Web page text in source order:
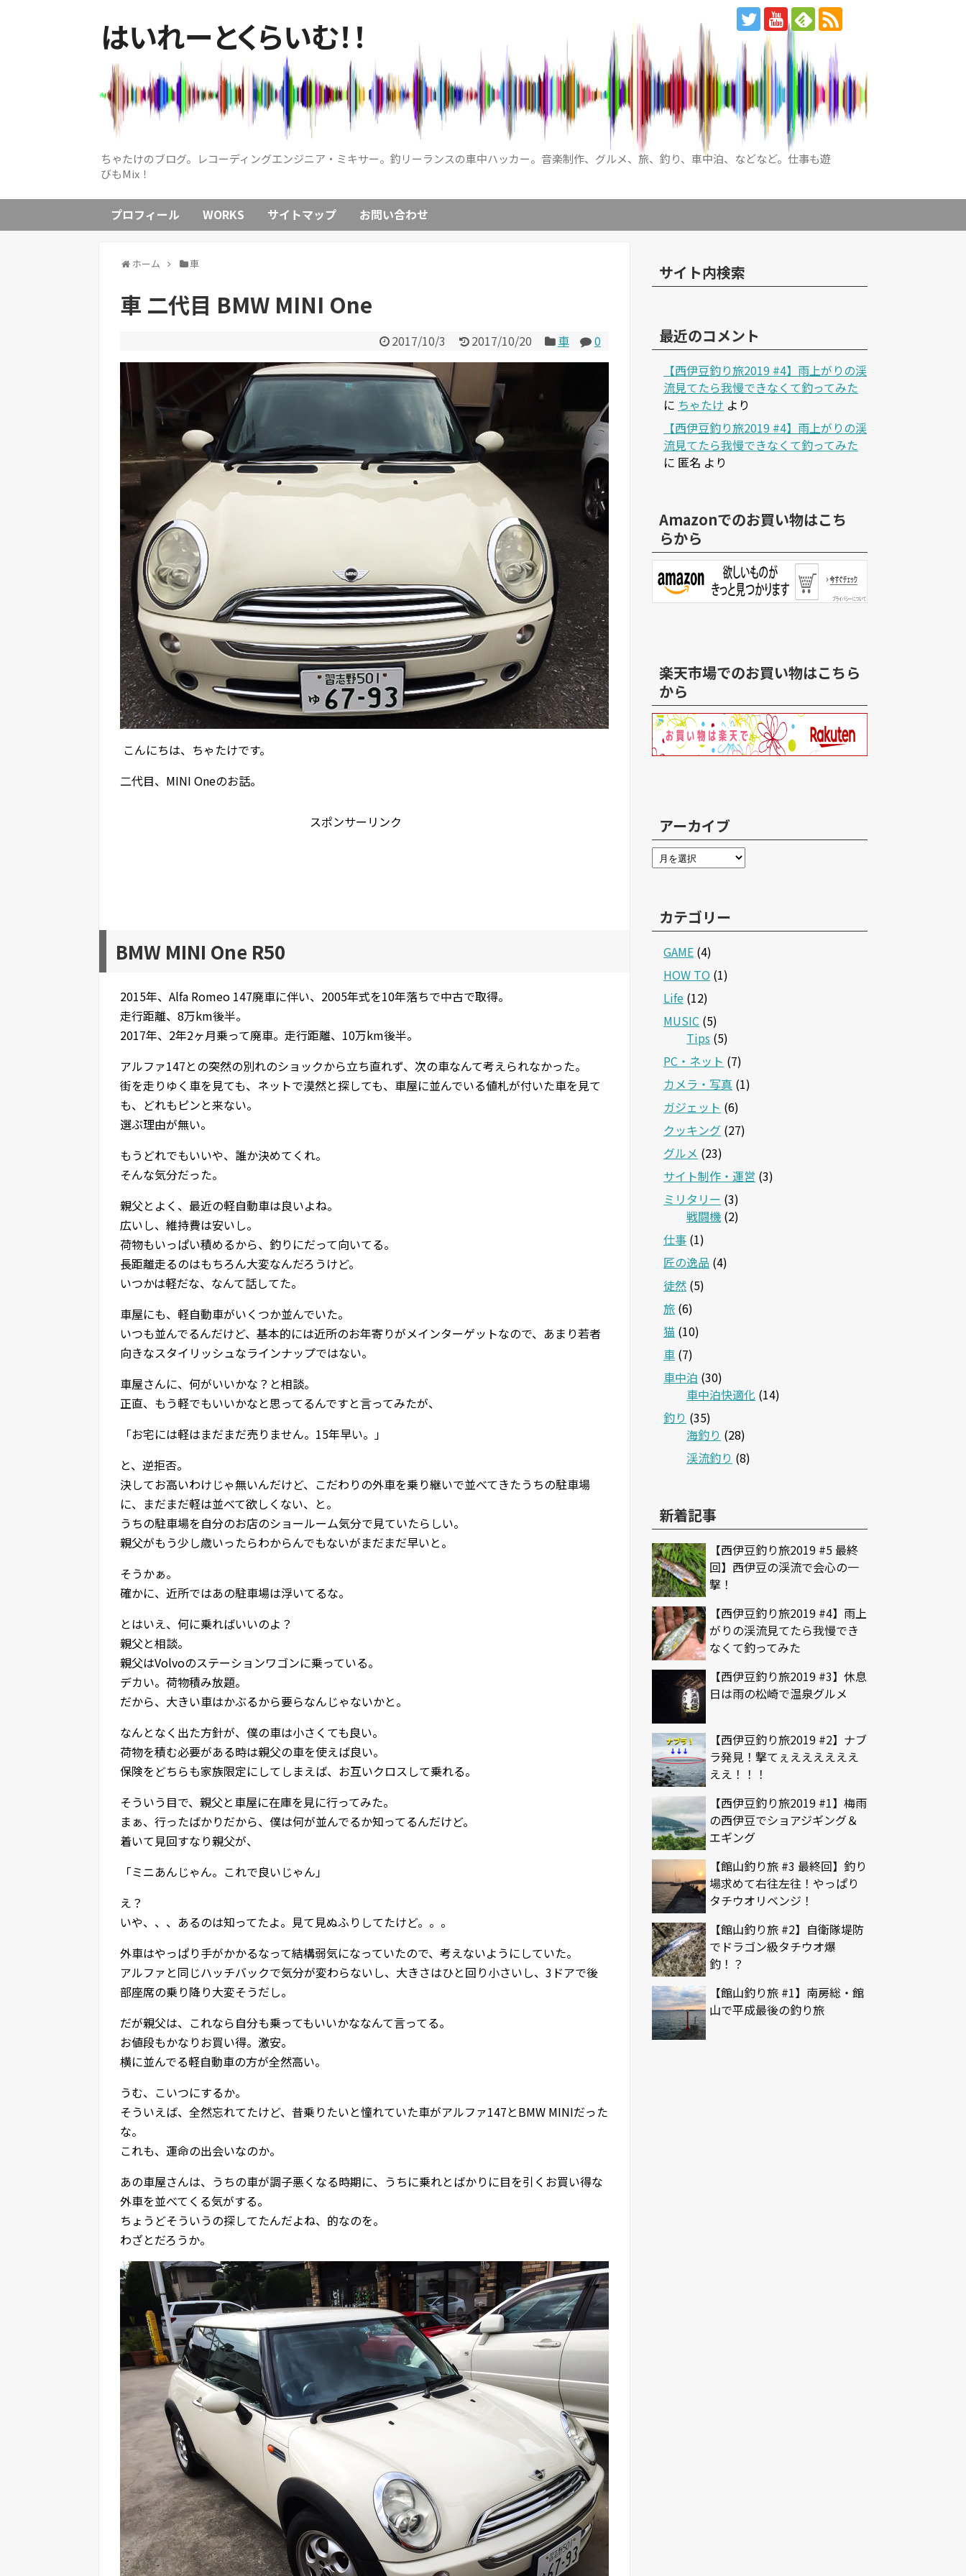
はいれーとくらいむ！！
ちゃたけのブログ。レコーディングエンジニア・ミキサー。釣リーランスの車中ハッカー。音楽制作、グルメ、旅、釣り、車中泊、などなど。仕事も遊
びもMix！
プロフィール WORKS サイトマップ お問い合わせ
ホーム 車
車 二代目 BMW MINI One
2017/10/3 2017/10/20 車 0
こんにちは、ちゃたけです。
二代目、MINI Oneのお話。
スポンサーリンク
BMW MINI One R50
2015年、Alfa Romeo 147廃車に伴い、2005年式を10年落ちで中古で取得。
走行距離、8万km後半。
2017年、2年2ヶ月乗って廃車。走行距離、10万km後半。
アルファ147との突然の別れのショックから立ち直れず、次の車なんて考えられなかった。
街を走りゆく車を見ても、ネットで漠然と探しても、車屋に並んでいる値札が付いた車を見て
も、どれもピンと来ない。
選ぶ理由が無い。
もうどれでもいいや、誰か決めてくれ。
そんな気分だった。
親父とよく、最近の軽自動車は良いよね。
広いし、維持費は安いし。
荷物もいっぱい積めるから、釣りにだって向いてる。
長距離走るのはもちろん大変なんだろうけど。
いつかは軽だな、なんて話してた。
車屋にも、軽自動車がいくつか並んでいた。
いつも並んでるんだけど、基本的には近所のお年寄りがメインターゲットなので、あまり若者
向きなスタイリッシュなラインナップではない。
車屋さんに、何がいいかな？と相談。
正直、もう軽でもいいかなと思ってるんですと言ってみたが、
「お宅には軽はまだまだ売りません。15年早い。」
と、逆拒否。
決してお高いわけじゃ無いんだけど、こだわりの外車を乗り継いで並べてきたうちの駐車場
に、まだまだ軽は並べて欲しくない、と。
うちの駐車場を自分のお店のショールーム気分で見ていたらしい。
親父がもう少し歳いったらわからんでもないがまだまだ早いと。
そうかぁ。
確かに、近所ではあの駐車場は浮いてるな。
とはいえ、何に乗ればいいのよ？
親父と相談。
親父はVolvoのステーションワゴンに乗っている。
デカい。荷物積み放題。
だから、大きい車はかぶるから要らなんじゃないかと。
なんとなく出た方針が、僕の車は小さくても良い。
荷物を積む必要がある時は親父の車を使えば良い。
保険をどちらも家族限定にしてしまえば、お互いクロスして乗れる。
そういう目で、親父と車屋に在庫を見に行ってみた。
まぁ、行ったばかりだから、僕は何が並んでるか知ってるんだけど。
着いて見回すなり親父が、
「ミニあんじゃん。これで良いじゃん」
え？
いや、、、あるのは知ってたよ。見て見ぬふりしてたけど。。。
外車はやっぱり手がかかるなって結構弱気になっていたので、考えないようにしていた。
アルファと同じハッチバックで気分が変わらないし、大きさはひと回り小さいし、3ドアで後
部座席の乗り降り大変そうだし。
だが親父は、これなら自分も乗ってもいいかななんて言ってる。
お値段もかなりお買い得。激安。
横に並んでる軽自動車の方が全然高い。
うむ、こいつにするか。
そういえば、全然忘れてたけど、昔乗りたいと憧れていた車がアルファ147とBMW MINIだった
な。
これも、運命の出会いなのか。
あの車屋さんは、うちの車が調子悪くなる時期に、うちに乗れとばかりに目を引くお買い得な
外車を並べてくる気がする。
ちょうどそういうの探してたんだよね、的なのを。
わざとだろうか。
サイト内検索
最近のコメント
【西伊豆釣り旅2019 #4】雨上がりの渓
流見てたら我慢できなくて釣ってみた
に ちゃたけ より
【西伊豆釣り旅2019 #4】雨上がりの渓
流見てたら我慢できなくて釣ってみた
に 匿名 より
Amazonでのお買い物はこち
らから
楽天市場でのお買い物はこちら
から
アーカイブ
カテゴリー
GAME (4)
HOW TO (1)
Life (12)
MUSIC (5)
Tips (5)
PC・ネット (7)
カメラ・写真 (1)
ガジェット (6)
クッキング (27)
グルメ (23)
サイト制作・運営 (3)
ミリタリー (3)
戦闘機 (2)
仕事 (1)
匠の逸品 (4)
徒然 (5)
旅 (6)
猫 (10)
車 (7)
車中泊 (30)
車中泊快適化 (14)
釣り (35)
海釣り (28)
渓流釣り (8)
新着記事
【西伊豆釣り旅2019 #5 最終
回】西伊豆の渓流で会心の一
撃！
【西伊豆釣り旅2019 #4】雨上
がりの渓流見てたら我慢でき
なくて釣ってみた
【西伊豆釣り旅2019 #3】休息
日は雨の松崎で温泉グルメ
【西伊豆釣り旅2019 #2】ナブ
ラ発見！撃てぇええええええ
ええ！！！
【西伊豆釣り旅2019 #1】梅雨
の西伊豆でショアジギング＆
エギング
【館山釣り旅 #3 最終回】釣り
場求めて右往左往！やっぱり
タチウオリベンジ！
【館山釣り旅 #2】自衛隊堤防
でドラゴン級タチウオ爆
釣！？
【館山釣り旅 #1】南房総・館
山で平成最後の釣り旅